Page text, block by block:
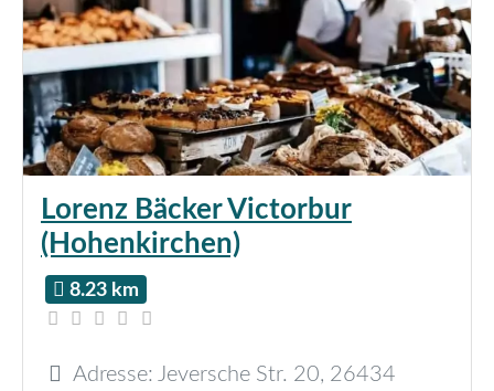
Lorenz Bäcker Victorbur
(Hohenkirchen)
8.23 km
Adresse: Jeversche Str. 20, 26434